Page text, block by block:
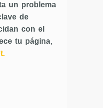
un problema
de
con el
tu página,